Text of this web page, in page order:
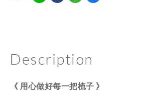
Description
《 用心做好每一把梳子 》